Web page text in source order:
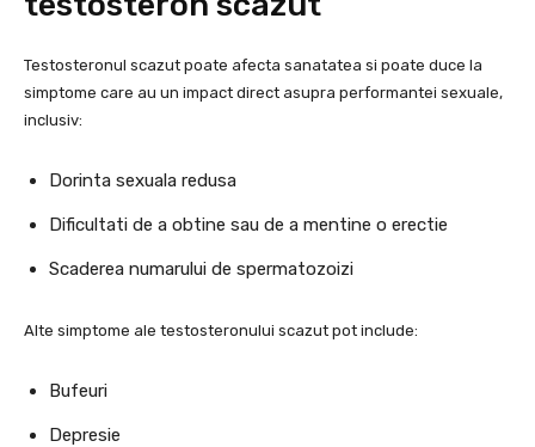
Testosteronul scazut poate afecta sanatatea si poate duce la
simptome care au un impact direct asupra performantei sexuale,
inclusiv:
Dorinta sexuala redusa
Dificultati de a obtine sau de a mentine o erectie
Scaderea numarului de spermatozoizi
Alte simptome ale testosteronului scazut pot include:
Bufeuri
Depresie